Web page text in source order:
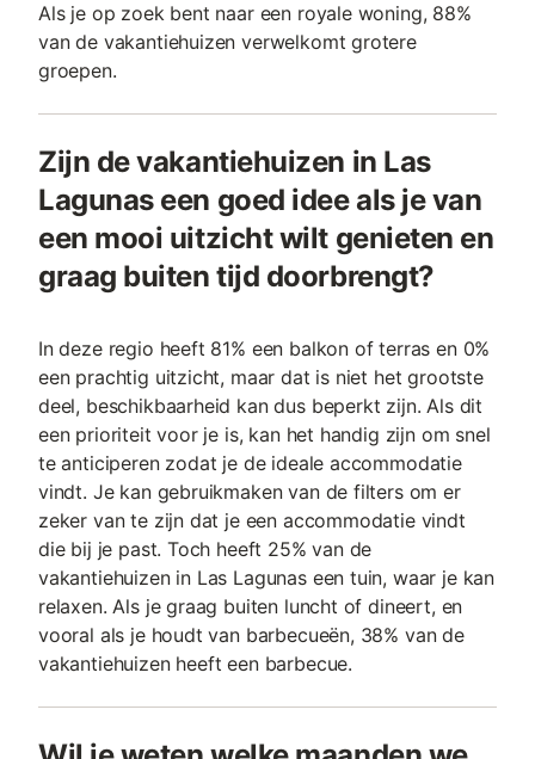
Als je op zoek bent naar een royale woning, 88%
van de vakantiehuizen verwelkomt grotere
groepen.
Zijn de vakantiehuizen in Las
Lagunas een goed idee als je van
een mooi uitzicht wilt genieten en
graag buiten tijd doorbrengt?
In deze regio heeft 81% een balkon of terras en 0%
een prachtig uitzicht, maar dat is niet het grootste
deel, beschikbaarheid kan dus beperkt zijn. Als dit
een prioriteit voor je is, kan het handig zijn om snel
te anticiperen zodat je de ideale accommodatie
vindt. Je kan gebruikmaken van de filters om er
zeker van te zijn dat je een accommodatie vindt
die bij je past. Toch heeft 25% van de
vakantiehuizen in Las Lagunas een tuin, waar je kan
relaxen. Als je graag buiten luncht of dineert, en
vooral als je houdt van barbecueën, 38% van de
vakantiehuizen heeft een barbecue.